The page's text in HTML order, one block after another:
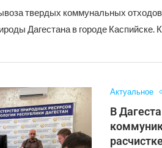
твердых коммунальных
Дагестана в городе Каспийске.
Актуальное
В